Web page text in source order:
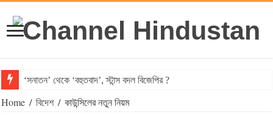
‘সনাতন’ থেকে ‘বহুতবাদ’, স্টান্স বদল বিজেপির ?
Home / বিদেশ / কাউন্সিলের নতুন নিয়ম